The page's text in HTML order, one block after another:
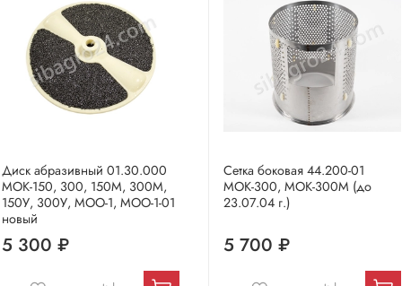
Диск абразивный 01.30.000
МОК-150, 300, 150М, 300М,
150У, 300У, МОО-1, МОО-1-01
новый
5 300 ₽
Сетка боковая 44.200-01
МОК-300, МОК-300М (до
23.07.04 г.)
5 700 ₽